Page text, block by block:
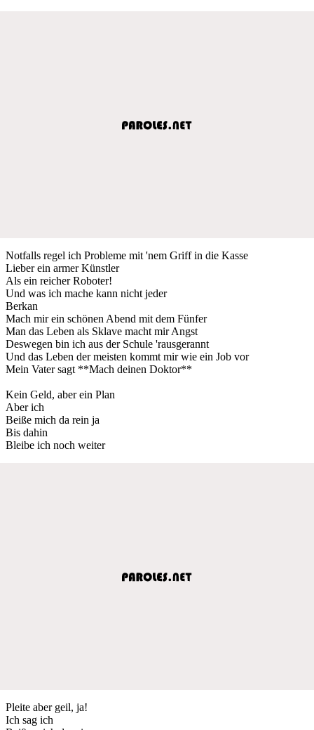
Notfalls regel ich Probleme mit 'nem Griff in die Kasse
Lieber ein armer Künstler
Als ein reicher Roboter!
Und was ich mache kann nicht jeder
Berkan
Mach mir ein schönen Abend mit dem Fünfer
Man das Leben als Sklave macht mir Angst
Deswegen bin ich aus der Schule 'rausgerannt
Und das Leben der meisten kommt mir wie ein Job vor
Mein Vater sagt **Mach deinen Doktor**
Kein Geld, aber ein Plan
Aber ich
Beiße mich da rein ja
Bis dahin
Bleibe ich noch weiter
Pleite aber geil, ja!
Ich sag ich